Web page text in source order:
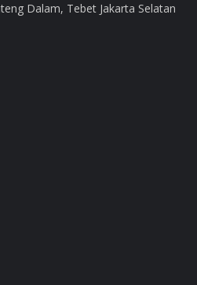
Dalam, Tebet Jakarta Selatan